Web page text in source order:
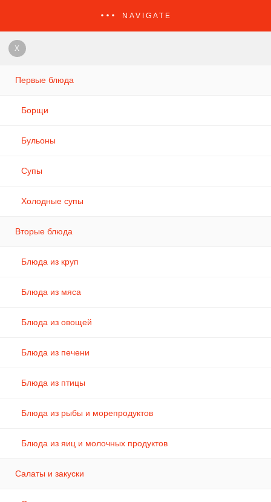
NAVIGATE
X
Первые блюда
Борщи
Бульоны
Супы
Холодные супы
Вторые блюда
Блюда из круп
Блюда из мяса
Блюда из овощей
Блюда из печени
Блюда из птицы
Блюда из рыбы и морепродуктов
Блюда из яиц и молочных продуктов
Салаты и закуски